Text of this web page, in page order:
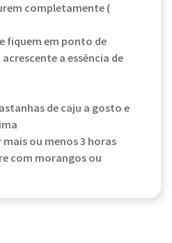
completamente (
fiquem em ponto de
a essência de
de caju a gosto e
ou menos 3 horas
com morangos ou